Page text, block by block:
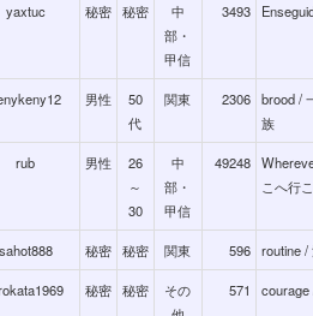
yaxtuc 秘密 秘密
中
部・
甲信
3493
男性
50
代
関東 2306 brood /
族
rub 男性
26
～
30
中
部・
甲信
49248
こへ行
sahot888 秘密 秘密 関東 596 routine /
秘密 秘密
その
571 courage